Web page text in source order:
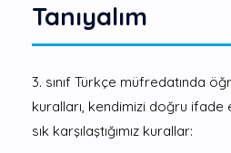
Tanıyalım
3. sınıf Türkçe müfredatında
kuralları, kendimizi doğru ifade
sık karşılaştığımız kurallar: